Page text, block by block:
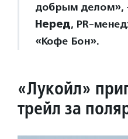
добрым делом»,
Неред, PR-
«Кофе Бон».
«Лукойл»
трейл за